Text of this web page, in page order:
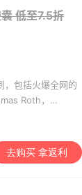
囊低至7.5折
，包括火爆全网的
Roth，
众好用的品牌如
卡，直邮中国和转
去购买 拿返利